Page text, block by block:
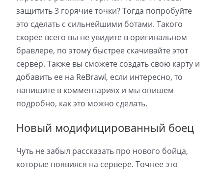
защитить 3 горячие точки? Тогда попробуйте
это сделать с сильнейшими ботами. Такого
скорее всего вы не увидите в оригинальном
бравлере, по этому быстрее скачивайте этот
сервер. Также вы сможете создать свою карту и
добавить ее на ReBrawl, если интересно, то
напишите в комментариях и мы опишем
подробно, как это можно сделать.
Новый модифицированный боец
Чуть не забыл рассказать про нового бойца,
которые появился на сервере. Точнее это